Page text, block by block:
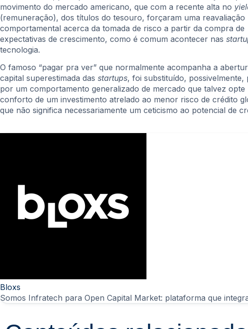
movimento do mercado americano, que com a recente alta no
(remuneração), dos títulos do tesouro, forçaram uma reavaliação
comportamental acerca da tomada de risco a partir da compra de
expectativas de crescimento, como é comum acontecer nas
tecnologia.
O famoso “pagar pra ver” que normalmente acompanha a
capital superestimada das startups, foi substituído, possivelmente,
por um comportamento generalizado de mercado que talvez opte
conforto de um investimento atrelado ao menor risco de crédito
que não significa necessariamente um ceticismo ao potencial de
Bloxs
Somos Infratech para Open